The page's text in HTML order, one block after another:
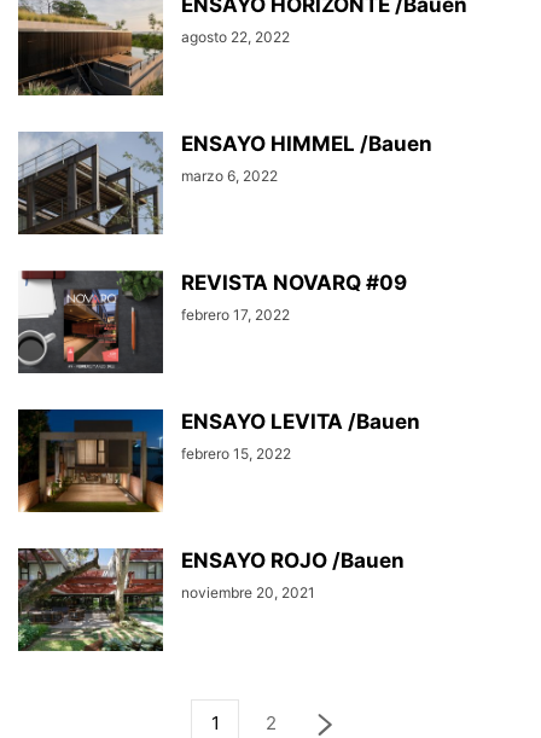
ENSAYO HORIZONTE /Bauen
agosto 22, 2022
ENSAYO HIMMEL /Bauen
marzo 6, 2022
REVISTA NOVARQ #09
febrero 17, 2022
ENSAYO LEVITA /Bauen
febrero 15, 2022
ENSAYO ROJO /Bauen
noviembre 20, 2021
1 2